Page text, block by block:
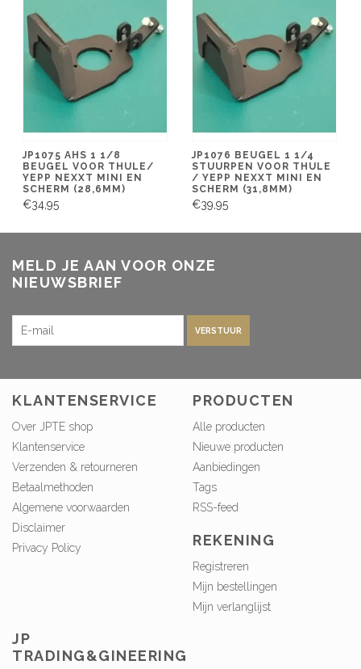
JP1075 AHS 1 1/8
BEUGEL VOOR THULE/
YEPP NEXXT MINI EN
SCHERM (28,6MM)
€34,95
JP1076 BEUGEL 1 1/4
STUURPEN VOOR THULE
/ YEPP NEXXT MINI EN
SCHERM (31,8MM)
€39,95
MELD JE AAN VOOR ONZE
NIEUWSBRIEF
VERSTUUR
KLANTENSERVICE
Over JPTE shop
Klantenservice
Verzenden & retourneren
Betaalmethoden
Algemene voorwaarden
Disclaimer
Privacy Policy
PRODUCTEN
Alle producten
Nieuwe producten
Aanbiedingen
Tags
RSS-feed
REKENING
Registreren
Mijn bestellingen
Mijn verlanglijst
JP
TRADING&GINEERING